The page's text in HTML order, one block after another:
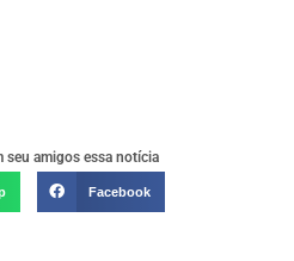
seu amigos essa notícia
Facebook